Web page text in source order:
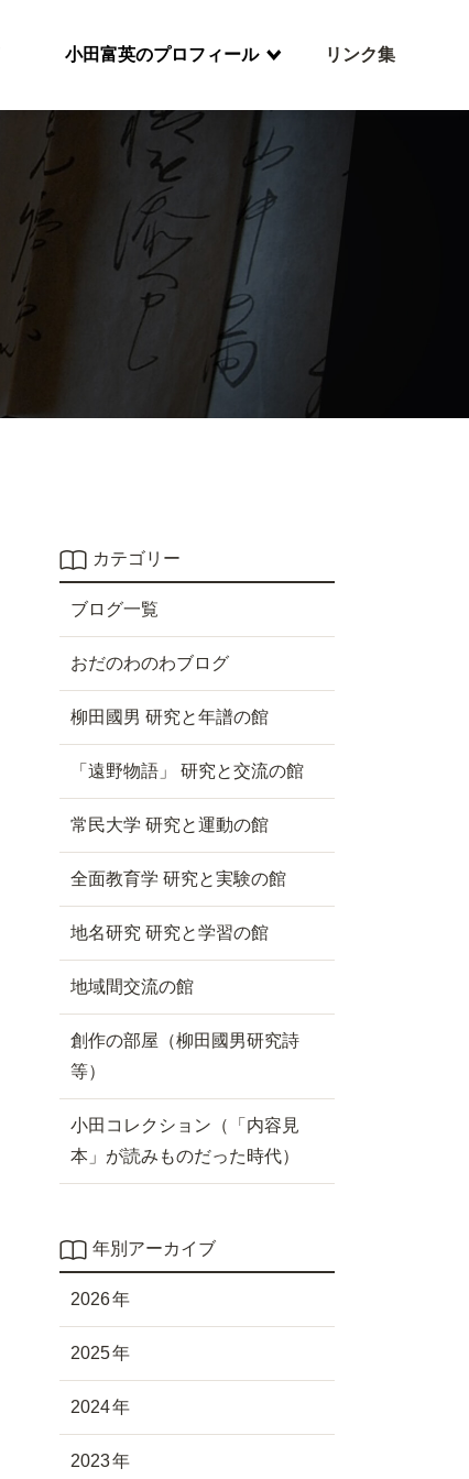
小田富英のプロフィール リンク集
カテゴリー
ブログ一覧
おだのわのわブログ
柳田國男 研究と年譜の館
「遠野物語」 研究と交流の館
常民大学 研究と運動の館
全面教育学 研究と実験の館
地名研究 研究と学習の館
地域間交流の館
創作の部屋（柳田國男研究詩
等）
小田コレクション（「内容見
本」が読みものだった時代）
年別アーカイブ
2026
2025
2024
2023